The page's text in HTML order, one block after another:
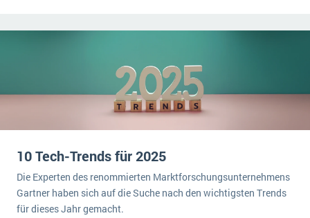
10 Tech-Trends für 2025
Die Experten des renommierten Marktforschungsunternehmens
Gartner haben sich auf die Suche nach den wichtigsten Trends
für dieses Jahr gemacht.